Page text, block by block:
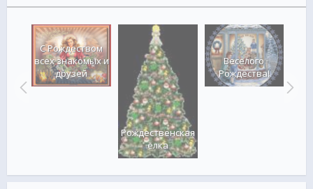
С Рождеством
всех знакомых и
друзей
Рождественская
ёлка
Веселого
Рождества!